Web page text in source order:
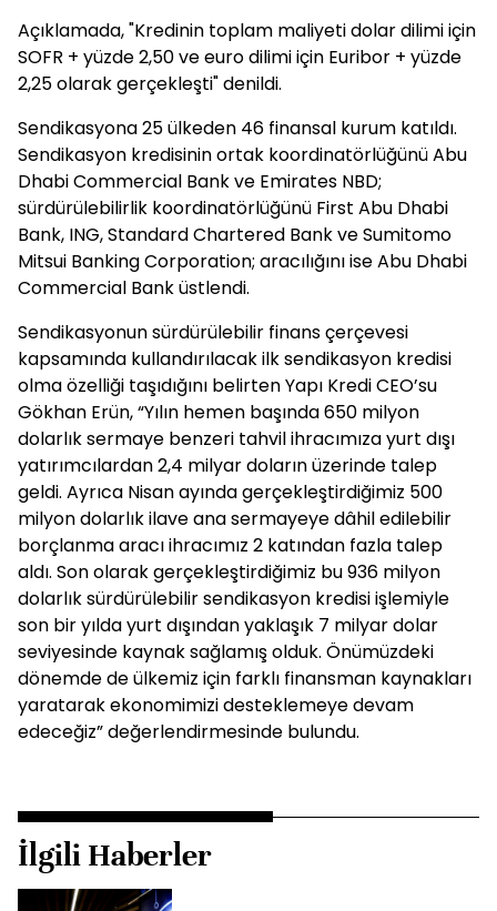
Açıklamada, "Kredinin toplam maliyeti dolar dilimi için
SOFR + yüzde 2,50 ve euro dilimi için Euribor + yüzde
2,25 olarak gerçekleşti" denildi.
Sendikasyona 25 ülkeden 46 finansal kurum katıldı.
Sendikasyon kredisinin ortak koordinatörlüğünü Abu
Dhabi Commercial Bank ve Emirates NBD;
sürdürülebilirlik koordinatörlüğünü First Abu Dhabi
Bank, ING, Standard Chartered Bank ve Sumitomo
Mitsui Banking Corporation; aracılığını ise Abu Dhabi
Commercial Bank üstlendi.
Sendikasyonun sürdürülebilir finans çerçevesi
kapsamında kullandırılacak ilk sendikasyon kredisi
olma özelliği taşıdığını belirten Yapı Kredi CEO’su
Gökhan Erün, “Yılın hemen başında 650 milyon
dolarlık sermaye benzeri tahvil ihracımıza yurt dışı
yatırımcılardan 2,4 milyar doların üzerinde talep
geldi. Ayrıca Nisan ayında gerçekleştirdiğimiz 500
milyon dolarlık ilave ana sermayeye dâhil edilebilir
borçlanma aracı ihracımız 2 katından fazla talep
aldı. Son olarak gerçekleştirdiğimiz bu 936 milyon
dolarlık sürdürülebilir sendikasyon kredisi işlemiyle
son bir yılda yurt dışından yaklaşık 7 milyar dolar
seviyesinde kaynak sağlamış olduk. Önümüzdeki
dönemde de ülkemiz için farklı finansman kaynakları
yaratarak ekonomimizi desteklemeye devam
edeceğiz” değerlendirmesinde bulundu.
İlgili Haberler